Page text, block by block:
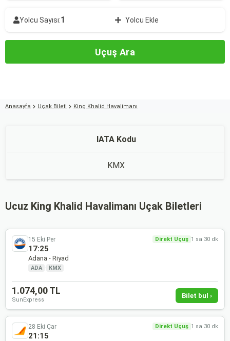
Yolcu Sayısı:1 Yolcu Ekle
Uçuş Ara
Anasayfa Uçak Bileti King Khalid Havalimanı
IATA Kodu
KMX
Ucuz King Khalid Havalimanı Uçak Biletleri
15 Eki Per Direkt Uçuş 1 sa 30 dk
17:25
Adana - Riyad
ADA · KMX
1.074,00 TL
SunExpress
Bilet bul ›
28 Eki Çar Direkt Uçuş 1 sa 30 dk
21:15